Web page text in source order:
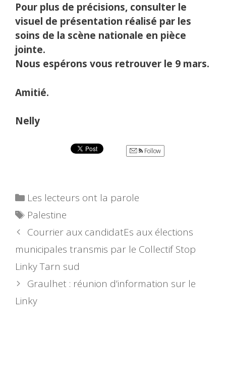
Pour plus de précisions, consulter le
visuel de présentation réalisé par les
soins de la scène nationale en pièce
jointe.
Nous espérons vous retrouver le 9 mars.
Amitié.
Nelly
Follow
Catégories
Les lecteurs ont la parole
Étiquettes
Palestine
Courrier aux candidatEs aux élections
municipales transmis par le Collectif Stop
Linky Tarn sud
Graulhet : réunion d’information sur le
Linky